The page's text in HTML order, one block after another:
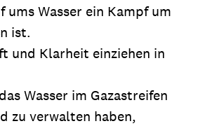
ums Wasser ein Kampf um
ist.
und Klarheit einziehen in
Wasser im Gazastreifen
zu verwalten haben,